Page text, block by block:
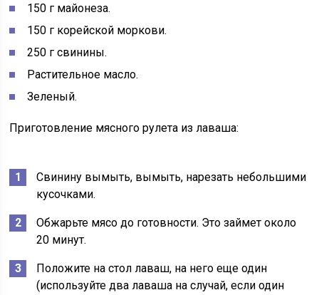
150 г майонеза.
150 г корейской моркови.
250 г свинины.
Растительное масло.
Зеленый.
Приготовление мясного рулета из лаваша:
Свинину вымыть, вымыть, нарезать небольшими
кусочками.
Обжарьте мясо до готовности. Это займет около
20 минут.
Положите на стол лаваш, на него еще один
(используйте два лаваша на случай, если один